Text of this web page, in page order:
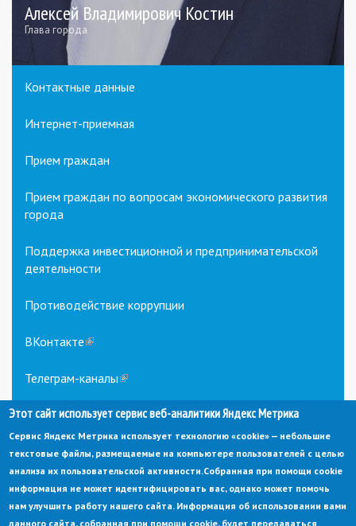
Алексей Владимирович Костин
Глава города
Контактные данные
Интернет-приемная
Прием граждан
Прием граждан по вопросам экономического развития
города
Поддержка инвестиционной и предпринимательской
деятельности
Противодействие коррупции
ВКонтакте(link
external)
Телеграм-каналы(link
external)
Этот сайт использует сервис веб-аналитики Яндекс Метрика
Сервис Яндекс Метрика использует технологию «cookie» — небольшие
текстовые файлы, размещаемые на компьютере пользователей с целью
анализа их пользовательской активности.Собранная при помощи cookie
информация не может идентифицировать вас, однако может помочь
нам улучшить работу нашего сайта. Информация об использовании вами
данного сайта, собранная при помощи cookie, будет передаваться